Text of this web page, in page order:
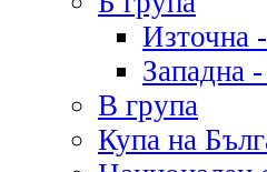
Източна
Западна
В група
Купа на